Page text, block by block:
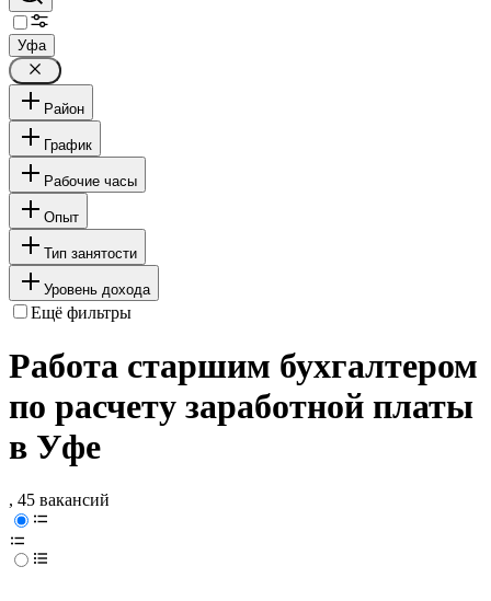
Уфа
Район
График
Рабочие часы
Опыт
Тип занятости
Уровень дохода
Ещё фильтры
Работа старшим бухгалтером
по расчету заработной платы
в Уфе
, 45 вакансий